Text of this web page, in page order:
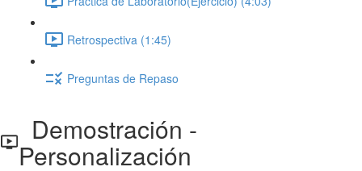
Retrospectiva (1:45)
Preguntas de Repaso
Demostración -
Personalización